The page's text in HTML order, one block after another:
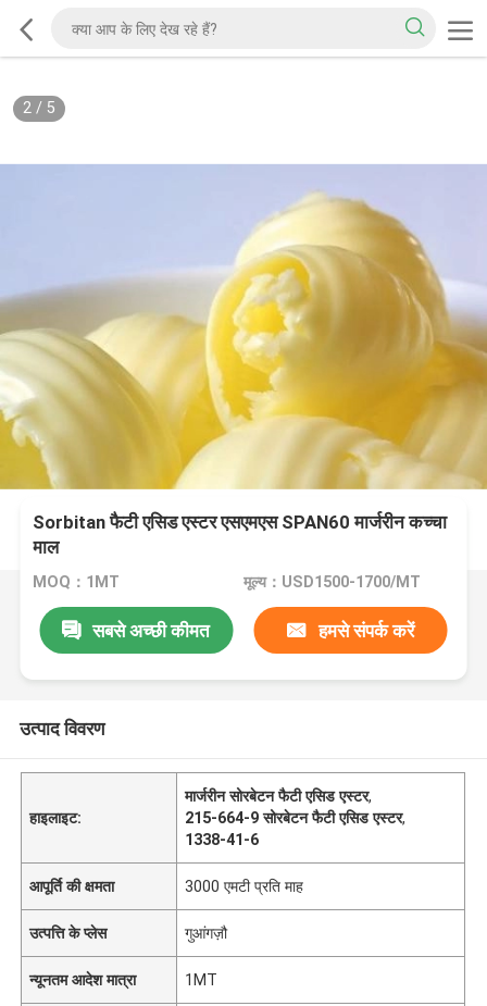
2/ 5
Sorbitan फैटी एसिड एस्टर एसएमएस SPAN60 मार्जरीन कच्चा
माल
MOQ：1MT मूल्य：USD1500-1700/MT
सबसे अच्छी कीमत हमसे संपर्क करें
उत्पाद विवरण
हाइलाइट:
मार्जरीन सोरबेटन फैटी एसिड एस्टर,
215-664-9 सोरबेटन फैटी एसिड एस्टर,
1338-41-6
आपूर्ति की क्षमता 3000 एमटी प्रति माह
उत्पत्ति के प्लेस गुआंगज़ौ
न्यूनतम आदेश मात्रा 1MT